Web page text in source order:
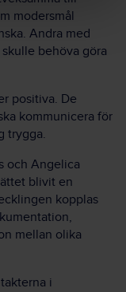
modersmål
Andra med
behöva göra
positiva. De
kommunicera för
trygga.
och Angelica
blivit en
kopplas
mellan olika
i